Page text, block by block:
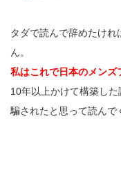
タダで読んで辞めたけ
ん。
私はこれで日本のメンズ
10年以上かけて構築した
騙されたと思って読んで